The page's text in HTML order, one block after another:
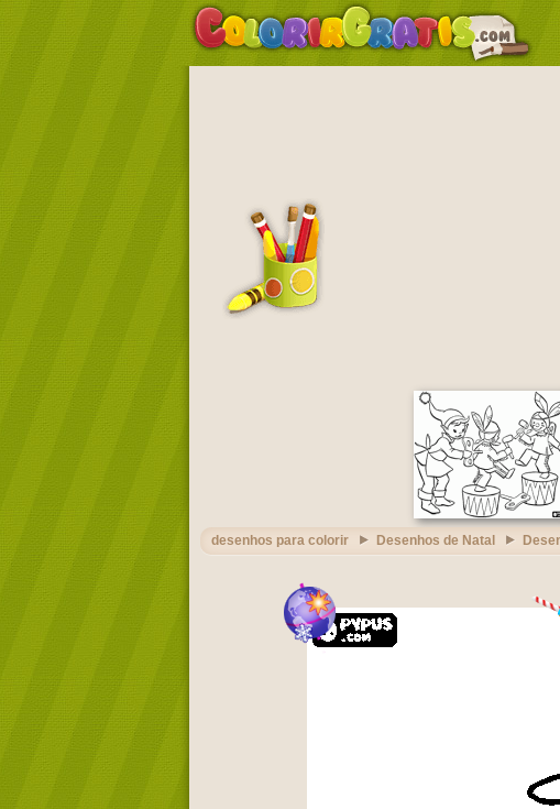
desenhos para colorir Desenhos de Natal